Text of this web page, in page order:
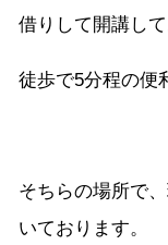
借りして開講して
徒歩で5分程の便
そちらの場所で
いております。